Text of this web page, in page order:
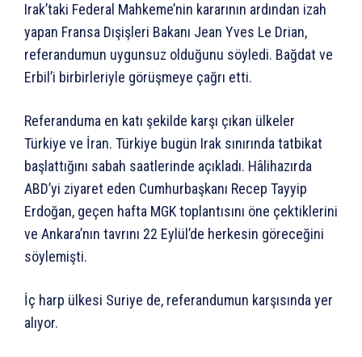
Irak’taki Federal Mahkeme’nin kararının ardından izah
yapan Fransa Dışişleri Bakanı Jean Yves Le Drian,
referandumun uygunsuz olduğunu söyledi. Bağdat ve
Erbil’i birbirleriyle görüşmeye çağrı etti.
Referanduma en katı şekilde karşı çıkan ülkeler
Türkiye ve İran. Türkiye bugün Irak sınırında tatbikat
başlattığını sabah saatlerinde açıkladı. Hâlihazırda
ABD’yi ziyaret eden Cumhurbaşkanı Recep Tayyip
Erdoğan, geçen hafta MGK toplantısını öne çektiklerini
ve Ankara’nın tavrını 22 Eylül’de herkesin göreceğini
söylemişti.
İç harp ülkesi Suriye de, referandumun karşısında yer
alıyor.